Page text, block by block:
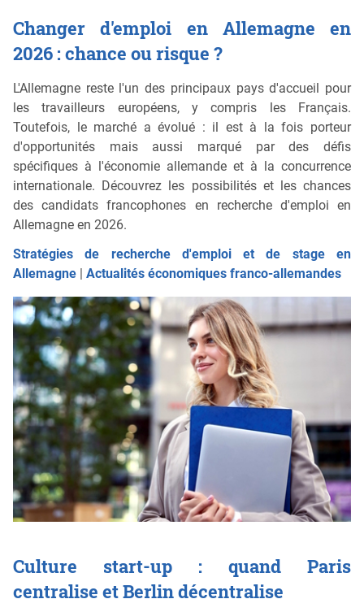
Changer d'emploi en Allemagne en
2026 : chance ou risque ?
L'Allemagne reste l'un des principaux pays d'accueil pour
les travailleurs européens, y compris les Français.
Toutefois, le marché a évolué : il est à la fois porteur
d'opportunités mais aussi marqué par des défis
spécifiques à l'économie allemande et à la concurrence
internationale. Découvrez les possibilités et les chances
des candidats francophones en recherche d'emploi en
Allemagne en 2026.
Stratégies de recherche d'emploi et de stage en
Allemagne | Actualités économiques franco-allemandes
Culture start-up : quand Paris
centralise et Berlin décentralise